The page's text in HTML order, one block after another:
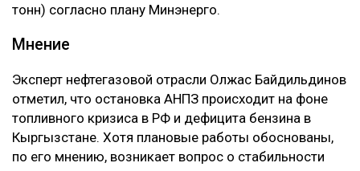
тонн) согласно плану Минэнерго.
Мнение
Эксперт нефтегазовой отрасли Олжас Байдильдинов
отметил, что остановка АНПЗ происходит на фоне
топливного кризиса в РФ и дефицита бензина в
Кыргызстане. Хотя плановые работы обоснованы,
по его мнению, возникает вопрос о стабильности